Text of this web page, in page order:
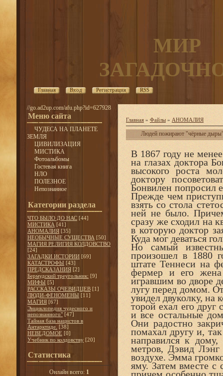
МИР
Главная Вход Регистрация RSS
//go.ad2up.com/afu.php?id=627928
Меню сайта
ЧУДЕСА НА ПЛАНЕТЕ
ЗЕМЛЯ
ЦИВИЛИЗАЦИЯ
МИСТИКА
Фотоальбомы
Гостевая книга
НЛО
ПОЛЕЗНОЕ
Непознанное
Категории раздела
ЧТО БЫЛО ДО НАС [44]
МИСТИКА [41]
АНОМАЛИЯ [35]
НЕОБЫЧНЫЕ СУЩЕСТВА [50]
МАГИЯ РЕЛИГИЯ КОЛДОВСТВО
[24]
ЗАГАДКИ ИСТОРИИ [69]
КАТАСТРОФЫ [43]
ПРЕДСКАЗАНИЯ [2]
Бермудский треугольник: [9]
МИФЫ [5]
РАССКАЗЫ ОЧЕВИДЦЕВ [1]
ЛЮДИ-ФЕНОМЕНЫ [11]
МАГИЯ [67]
Энциклопедия чудесного и
непознанного" [47]
Тайная база нацистов в
Антарктиде. [38]
НЕВЕДОМОЕ [0]
Учебник по колдовству [20]
Статистика
Онлайн всего: 1
Главная » Файлы » АНОМАЛИЯ
Людей пожирают "чёрные
В 1867 году не
на глазах доктора
высокого роста
доктору
Бонвилен попросил
Прежде чем
взять со стола
ней не было.
сразу же сходил на
в которую доктор
Куда мог деваться
Но самый
произошел в 1880
штате Теннеси на
фермер и его
игравшим во дворе
лугу перед домом.
увидел двуколку, на
торой ехал его
и все остальные
Они радостно
помахал другу и,
направился к дому,
метров, Дэвид Лэнг
воздухе. Эмма
яму. Затем вместе с